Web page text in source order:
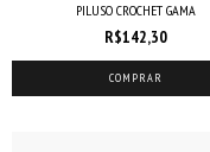
PILUSO CROCHET GAMA
R$142,30
COMPRAR